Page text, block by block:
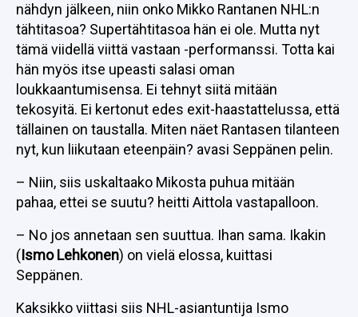
nähdyn jälkeen, niin onko Mikko Rantanen NHL:n
tähtitasoa? Supertähtitasoa hän ei ole. Mutta nyt
tämä viidellä viittä vastaan -performanssi. Totta kai
hän myös itse upeasti salasi oman
loukkaantumisensa. Ei tehnyt siitä mitään
tekosyitä. Ei kertonut edes exit-haastattelussa, että
tällainen on taustalla. Miten näet Rantasen tilanteen
nyt, kun liikutaan eteenpäin? avasi Seppänen pelin.
– Niin, siis uskaltaako Mikosta puhua mitään
pahaa, ettei se suutu? heitti Aittola vastapalloon.
– No jos annetaan sen suuttua. Ihan sama. Ikakin
(Ismo Lehkonen) on vielä elossa, kuittasi
Seppänen.
Kaksikko viittasi siis NHL-asiantuntija Ismo